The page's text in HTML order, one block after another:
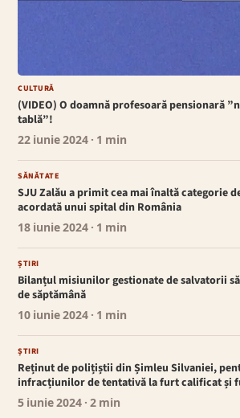
CULTURĂ
(VIDEO) O doamnă profesoară pensionară
tablă”!
22 iunie 2024 · 1 min
SĂNĂTATE
SJU Zalău a primit cea mai înaltă categorie
acordată unui spital din România
18 iunie 2024 · 1 min
ȘTIRI
Bilanțul misiunilor gestionate de salvatorii
de săptămână
10 iunie 2024 · 1 min
ȘTIRI
Reținut de polițiștii din Șimleu Silvaniei,
infracțiunilor de tentativă la furt calificat și
5 iunie 2024 · 2 min